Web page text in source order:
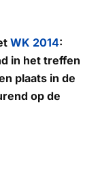
WK 2014:
in het treffen
plaats in de
op de